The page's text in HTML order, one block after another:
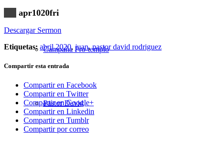
Campaña Pro-templo
Pastor David
apr1020fri
Descargar Sermon
Etiquetas: abril 2020,juan,pastor david rodriguez
Compartir esta entrada
Compartir en Facebook
Compartir en Twitter
Compartir en Google+
Compartir en Linkedin
Compartir en Tumblr
Compartir por correo